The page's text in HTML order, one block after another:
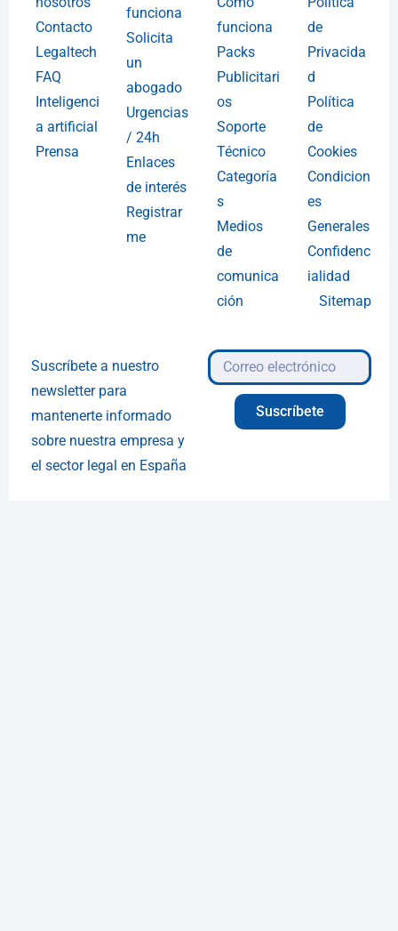
Contacto
Legaltech
FAQ
Inteligenci
a artificial
Prensa
funciona
Solicita
un
abogado
Urgencias
/ 24h
Enlaces
de interés
Registrar
me
funciona
Packs
Publicitari
os
Soporte
Técnico
Categoría
s
Medios
de
comunica
ción
de
Privacida
d
Política
de
Cookies
Condicion
es
Generales
Confidenc
ialidad
Sitemap
Suscríbete a nuestro
newsletter para
mantenerte informado
sobre nuestra empresa y
el sector legal en España
Suscríbete